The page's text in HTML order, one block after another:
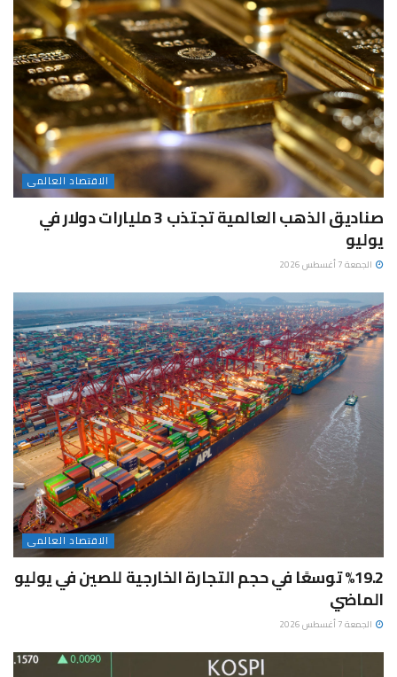
الاقتصاد العالمى
صناديق الذهب العالمية تجتذب 3 مليارات دولار في
يوليو
الجمعة 7 أغسطس 2026
الاقتصاد العالمى
%19.2 توسعًا في حجم التجارة الخارجية للصين في يوليو
الماضي
الجمعة 7 أغسطس 2026